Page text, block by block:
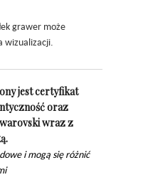
grawer może
wizualizacji.
jest certyfikat
oraz
wraz z
i mogą się różnić